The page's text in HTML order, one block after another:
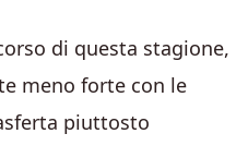
di questa stagione,
meno forte con le
piuttosto